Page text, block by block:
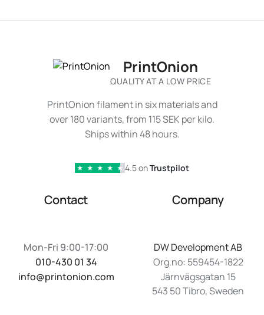
PrintOnion
QUALITY AT A LOW PRICE
PrintOnion filament in six materials and
over 180 variants, from 115 SEK per kilo.
Ships within 48 hours.
★ ★ ★ ★ ★ 4.5 onTrustpilot
Contact
Mon-Fri 9:00-17:00
010-430 01 34
info@printonion.com
Company
DW Development AB
Org.no: 559454-1822
Järnvägsgatan 15
543 50 Tibro, Sweden